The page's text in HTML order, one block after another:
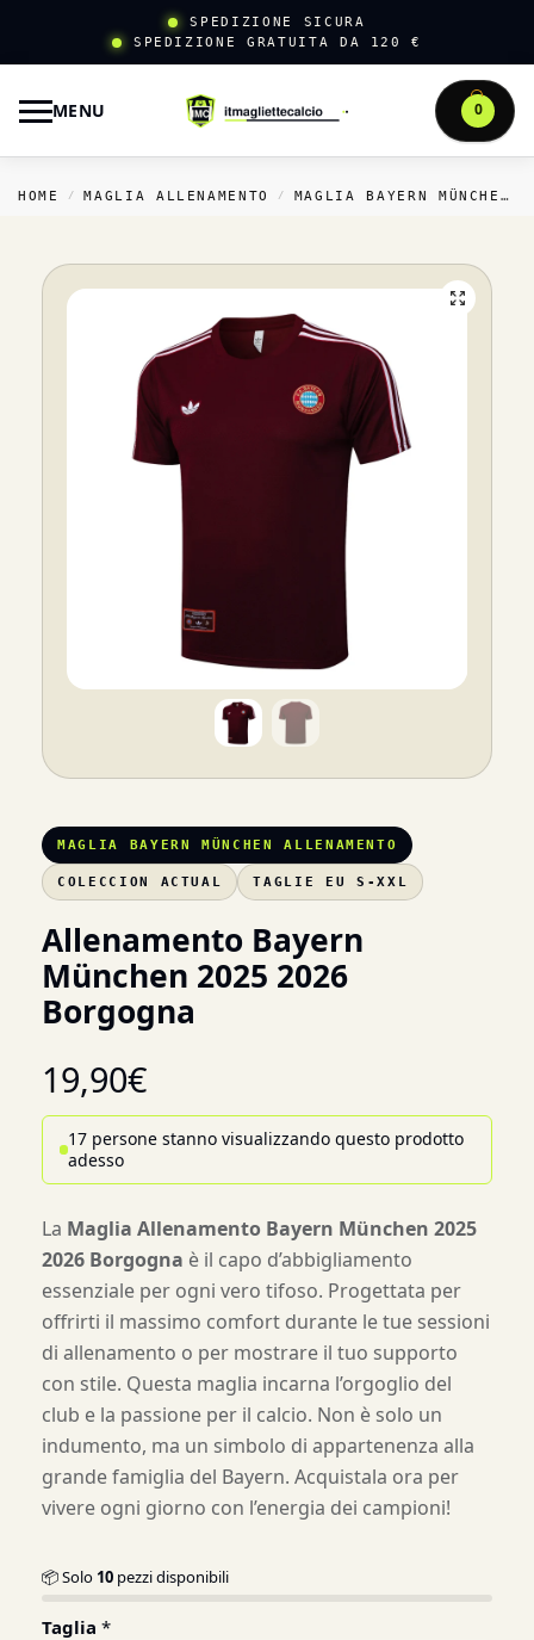
SPEDIZIONE SICURA
SPEDIZIONE GRATUITA DA 120 €
MENU 0
HOME / MAGLIA ALLENAMENTO / MAGLIA BAYERN MÜNCHEN ALLENAMENTO
MAGLIA BAYERN MÜNCHEN ALLENAMENTO
COLECCION ACTUAL TAGLIE EU S-XXL
Allenamento Bayern
München 2025 2026
Borgogna
19,90€
17 persone stanno visualizzando questo prodotto
adesso
La Maglia Allenamento Bayern München 2025
2026 Borgogna è il capo d’abbigliamento
essenziale per ogni vero tifoso. Progettata per
offrirti il massimo comfort durante le tue sessioni
di allenamento o per mostrare il tuo supporto
con stile. Questa maglia incarna l’orgoglio del
club e la passione per il calcio. Non è solo un
indumento, ma un simbolo di appartenenza alla
grande famiglia del Bayern. Acquistala ora per
vivere ogni giorno con l’energia dei campioni!
📦 Solo 10 pezzi disponibili
Taglia *